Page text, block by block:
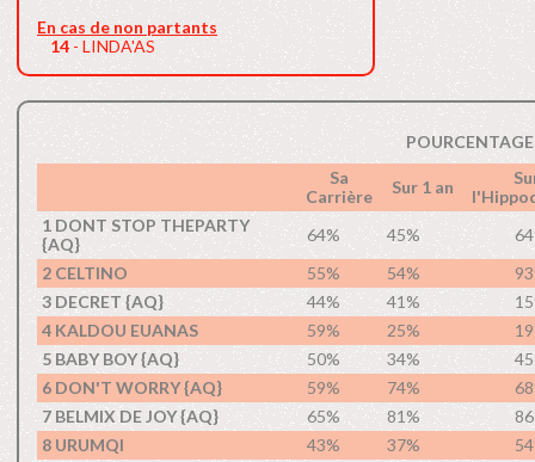
En cas de non partants
14- LINDA'AS
Sa
Carrière
Sur 1 an
1 DONT STOP THEPARTY
{AQ}
64% 45%
2 CELTINO
55% 54%
3 DECRET {AQ}
44% 41%
4 KALDOU EUANAS
59% 25%
5 BABY BOY {AQ}
50% 34%
6 DON'T WORRY {AQ}
59% 74%
7 BELMIX DE JOY {AQ}
65% 81%
8 URUMQI
43% 37%